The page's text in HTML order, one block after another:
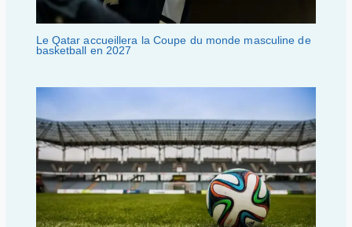
Le Qatar accueillera la Coupe du monde masculine de
basketball en 2027